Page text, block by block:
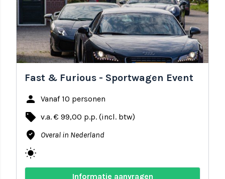
Fast & Furious - Sportwagen Event
person Vanaf 10 personen
local_offer v.a. € 99,00 p.p. (incl. btw)
where_to_vote Overal in Nederland
wb_sunny
Informatie aanvragen